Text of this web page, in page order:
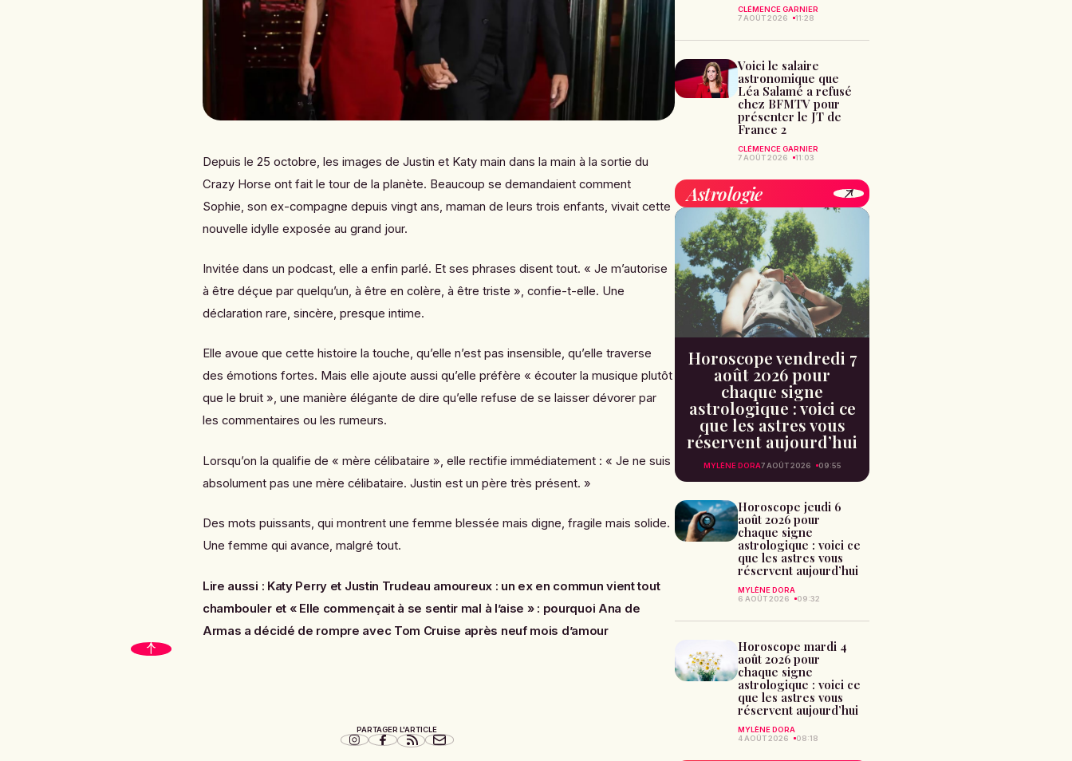
Depuis le 25 octobre, les images de Justin et Katy main dans la main à la sortie du
Crazy Horse ont fait le tour de la planète. Beaucoup se demandaient comment
Sophie, son ex-compagne depuis vingt ans, maman de leurs trois enfants, vivait cette
nouvelle idylle exposée au grand jour.
Invitée dans un podcast, elle a enfin parlé. Et ses phrases disent tout. « Je m’autorise
à être déçue par quelqu’un, à être en colère, à être triste », confie-t-elle. Une
déclaration rare, sincère, presque intime.
Elle avoue que cette histoire la touche, qu’elle n’est pas insensible, qu’elle traverse
des émotions fortes. Mais elle ajoute aussi qu’elle préfère « écouter la musique plutôt
que le bruit », une manière élégante de dire qu’elle refuse de se laisser dévorer par
les commentaires ou les rumeurs.
Lorsqu’on la qualifie de « mère célibataire », elle rectifie immédiatement : « Je ne suis
absolument pas une mère célibataire. Justin est un père très présent. »
Des mots puissants, qui montrent une femme blessée mais digne, fragile mais solide.
Une femme qui avance, malgré tout.
Lire aussi : Katy Perry et Justin Trudeau amoureux : un ex en commun vient tout
chambouleret « Elle commençait à se sentir mal à l’aise » : pourquoi Ana de
Armas a décidé de rompre avec Tom Cruise après neuf mois d’amour
PARTAGER L'ARTICLE
CLÉMENCE GARNIER
7 AOÛT 2026
11:28
Voici le salaire
astronomique que
Léa Salamé a refusé
chez BFMTV pour
présenter le JT de
France 2
CLÉMENCE GARNIER
7 AOÛT 2026
11:03
Astrologie
Horoscope vendredi 7
août 2026 pour
chaque signe
astrologique : voici ce
que les astres vous
réservent aujourd’hui
MYLÈNE DORA7 AOÛT 2026 09:55
Horoscope jeudi 6
août 2026 pour
chaque signe
astrologique : voici ce
que les astres vous
réservent aujourd’hui
MYLÈNE DORA
6 AOÛT 2026
09:32
Horoscope mardi 4
août 2026 pour
chaque signe
astrologique : voici ce
que les astres vous
réservent aujourd’hui
MYLÈNE DORA
4 AOÛT 2026
08:18